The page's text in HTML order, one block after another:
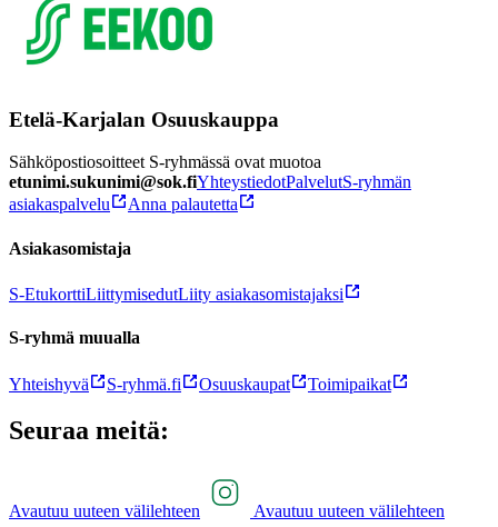
Etelä-Karjalan Osuuskauppa
Sähköpostiosoitteet S-ryhmässä ovat muotoa
etunimi.sukunimi@sok.fiYhteystiedotPalvelutS-ryhmän
asiakaspalvelu
Anna palautetta
Asiakasomistaja
S-EtukorttiLiittymisedutLiity asiakasomistajaksi
S-ryhmä muualla
Yhteishyvä S-ryhmä.fi Osuuskaupat Toimipaikat
Seuraa meitä:
Avautuu uuteen välilehteen Avautuu uuteen välilehteen